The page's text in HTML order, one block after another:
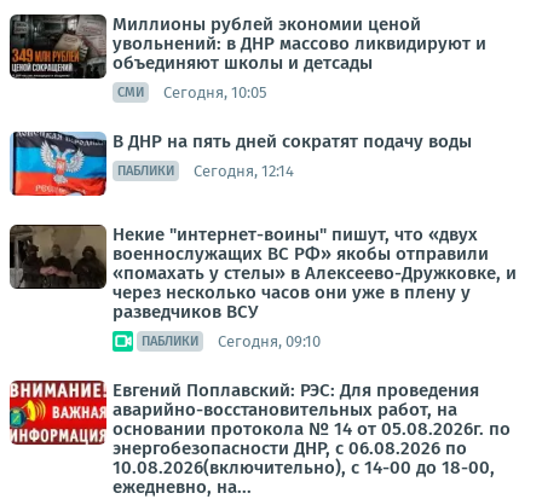
Миллионы рублей экономии ценой
увольнений: в ДНР массово ликвидируют и
объединяют школы и детсады
СМИ Сегодня, 10:05
В ДНР на пять дней сократят подачу воды
ПАБЛИКИ Сегодня, 12:14
Некие "интернет-воины" пишут, что «двух
военнослужащих ВС РФ» якобы отправили
«помахать у стелы» в Алексеево-Дружковке, и
через несколько часов они уже в плену у
разведчиков ВСУ
ПАБЛИКИ Сегодня, 09:10
Евгений Поплавский: РЭС: Для проведения
аварийно-восстановительных работ, на
основании протокола № 14 от 05.08.2026г. по
энергобезопасности ДНР, с 06.08.2026 по
10.08.2026(включительно), с 14-00 до 18-00,
ежедневно, на...